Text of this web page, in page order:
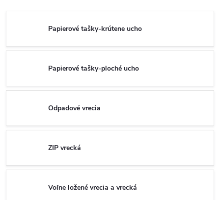
Papierové tašky-krútene ucho
Papierové tašky-ploché ucho
Odpadové vrecia
ZIP vrecká
Voľne ložené vrecia a vrecká